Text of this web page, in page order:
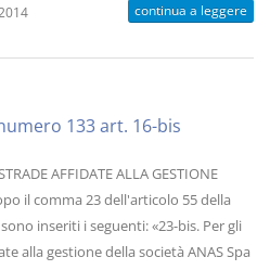
continua a leggere
133 art. 16-bis
AFFIDATE ALLA GESTIONE
il comma 23 dell'articolo 55 della
inseriti i seguenti: «23-bis. Per gli
alla gestione della società ANAS Spa